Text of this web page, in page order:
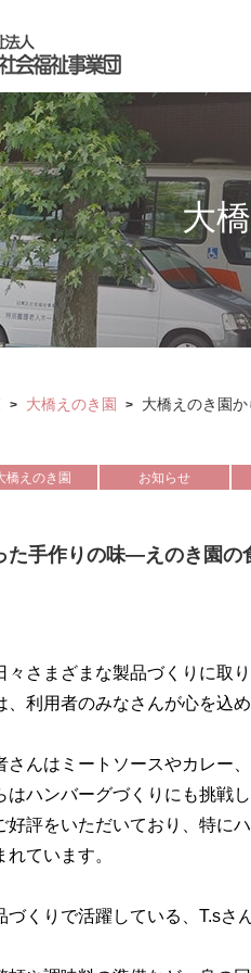
大
> 大橋えのき園 > 大橋えのき園
橋えのき園 お知らせ
た手作りの味―えのき園
々さまざまな製品づくりに取り
、利用者のみなさんが心を込
さんはミートソースやカレー
はハンバーグづくりにも挑戦し
好評をいただいており、特に
ています。
くりで活躍している、T.sさ